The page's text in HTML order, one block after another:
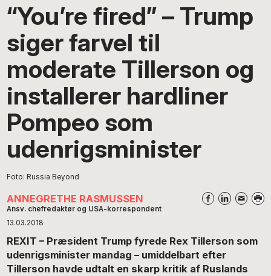
“You’re fired” – Trump
siger farvel til
moderate Tillerson og
installerer hardliner
Pompeo som
udenrigsminister
Foto: Russia Beyond
ANNEGRETHE RASMUSSEN
Ansv. chefredaktør og USA-korrespondent
13.03.2018
REXIT – Præsident Trump fyrede Rex Tillerson som
udenrigsminister mandag – umiddelbart efter
Tillerson havde udtalt en skarp kritik af Ruslands